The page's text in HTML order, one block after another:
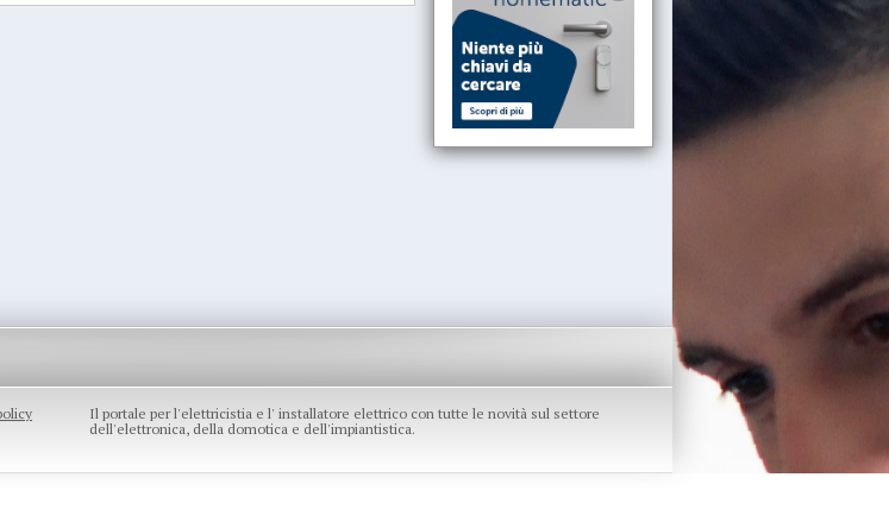
Il portale per l'elettricistia e l' installatore elettrico con tutte le novità sul settore
dell'elettronica, della domotica e dell'impiantistica.